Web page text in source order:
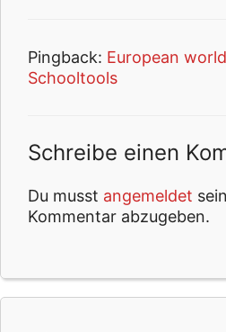
Pingback: European
Schooltools
Schreibe einen
Du musst angemeldet
Kommentar abzugeben.